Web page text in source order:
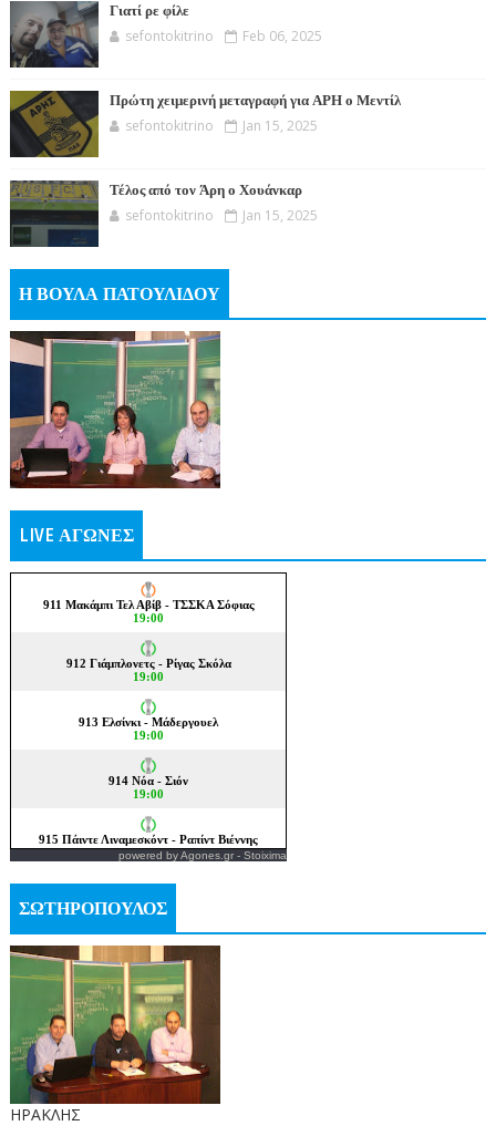
Γιατί ρε φίλε
sefontokitrino Feb 06, 2025
Πρώτη χειμερινή μεταγραφή για ΑΡΗ ο Μεντίλ
sefontokitrino Jan 15, 2025
Τέλος από τον Άρη ο Χουάνκαρ
sefontokitrino Jan 15, 2025
Η ΒΟΥΛΑ ΠΑΤΟΥΛΙΔΟΥ
LIVE ΑΓΩΝΕΣ
powered byAgones.gr- Stoixima
ΣΩΤΗΡΟΠΟΥΛΟΣ
ΗΡΑΚΛΗΣ